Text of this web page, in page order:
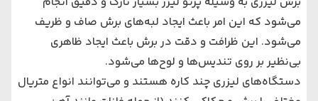
می‌شود که این امر باعث ایجاد لبه‌های برش صاف و ظریف
می‌شود. این ظرافت و دقت در برش باعث ایجاد ظاهری
بی‌نظیر بر روی تندیس‌ها و لوح‌ها می‌شود.
دستگاه‌های لیزری چند کاره هستند و می‌توانند انواع متریال